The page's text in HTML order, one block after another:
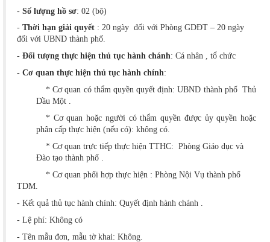
- Số lượng hồ sơ: 02 (bộ)
- Thời hạn giải quyết : 20 ngày đối với Phòng GDĐT – 20 ngày
đối với UBND thành phố.
- Đối tượng thực hiện thủ tục hành chánh: Cá nhân , tổ chức
- Cơ quan thực hiện thủ tục hành chính:
* Cơ quan có thẩm quyền quyết định: UBND thành phố Thủ
Dầu Một .
* Cơ quan hoặc người có thẩm quyền được ủy quyền hoặc
phân cấp thực hiện (nếu có): không có.
* Cơ quan trực tiếp thực hiện TTHC: Phòng Giáo dục và
Đào tạo thành phố .
* Cơ quan phối hợp thực hiện : Phòng Nội Vụ thành phố
TDM.
- Kết quả thủ tục hành chính: Quyết định hành chánh .
- Lệ phí: Không có
- Tên mẫu đơn, mẫu tờ khai: Không.